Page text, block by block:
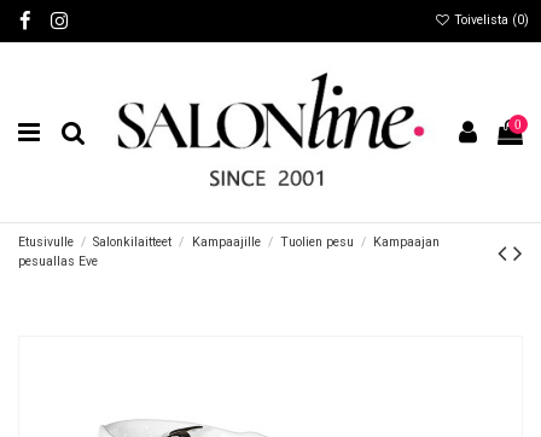
Toivelista (0)
0
Etusivulle Salonkilaitteet Kampaajille Tuolien pesu
Kampaajan
pesuallas Eve